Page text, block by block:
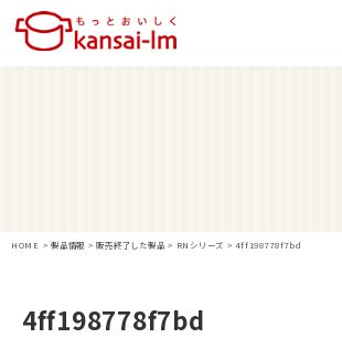
HOME >製品情報 >販売終了した製品 > RNシリーズ >4ff198778f7bd
4ff198778f7bd